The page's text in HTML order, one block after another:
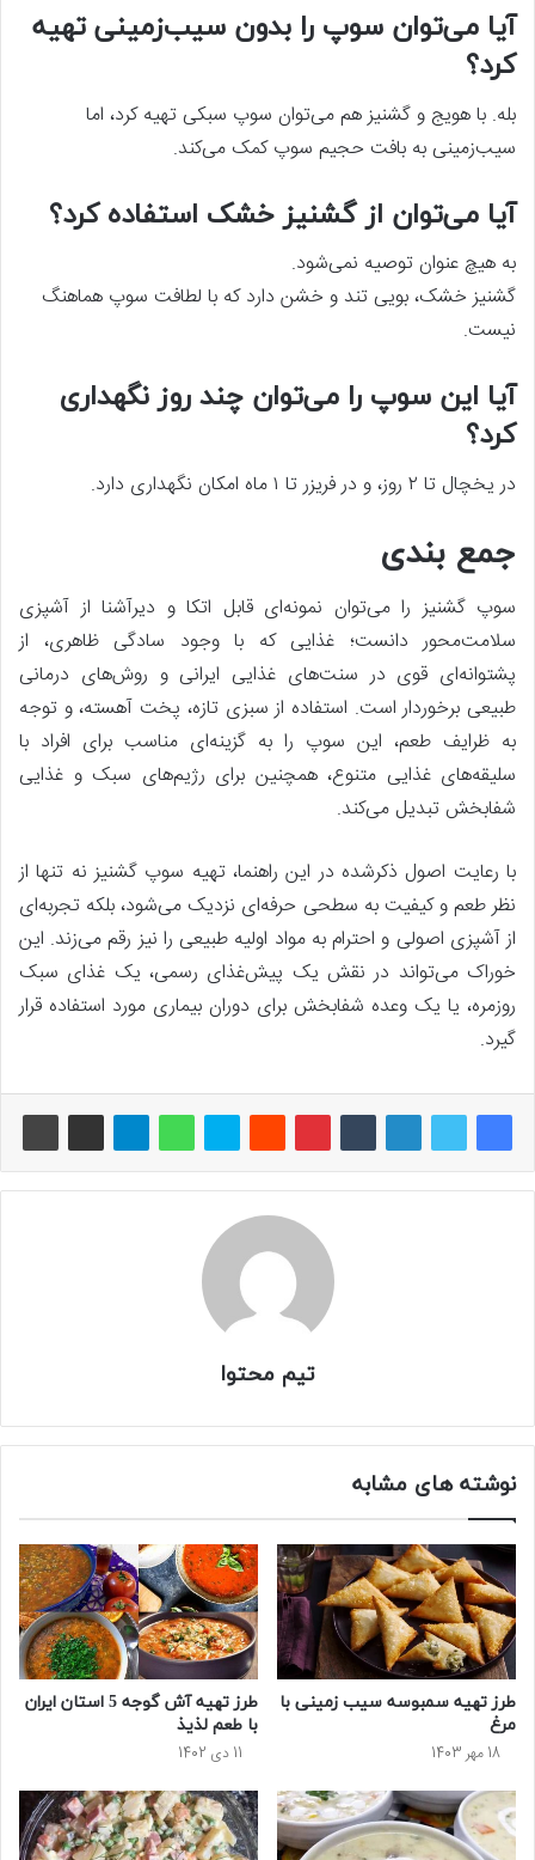
آیا می‌توان سوپ را بدون سیب‌زمینی تهیه
کرد؟
بله. با هویج و گشنیز هم می‌توان سوپ سبکی تهیه کرد، اما
سیب‌زمینی به بافت حجیم سوپ کمک می‌کند.
آیا می‌توان از گشنیز خشک استفاده کرد؟
به هیچ عنوان توصیه نمی‌شود.
گشنیز خشک، بویی تند و خشن دارد که با لطافت سوپ هماهنگ
نیست.
آیا این سوپ را می‌توان چند روز نگهداری
کرد؟
در یخچال تا ۲ روز، و در فریزر تا ۱ ماه امکان نگهداری دارد.
جمع بندی
سوپ گشنیز را می‌توان نمونه‌ای قابل اتکا و دیرآشنا از آشپزی
سلامت‌محور دانست؛ غذایی که با وجود سادگی ظاهری، از
پشتوانه‌ای قوی در سنت‌های غذایی ایرانی و روش‌های درمانی
طبیعی برخوردار است. استفاده از سبزی تازه، پخت آهسته، و توجه
به ظرایف طعم، این سوپ را به گزینه‌ای مناسب برای افراد با
سلیقه‌های غذایی متنوع، همچنین برای رژیم‌های سبک و غذایی
شفابخش تبدیل می‌کند.
با رعایت اصول ذکرشده در این راهنما، تهیه سوپ گشنیز نه تنها از
نظر طعم و کیفیت به سطحی حرفه‌ای نزدیک می‌شود، بلکه تجربه‌ای
از آشپزی اصولی و احترام به مواد اولیه طبیعی را نیز رقم می‌زند. این
خوراک می‌تواند در نقش یک پیش‌غذای رسمی، یک غذای سبک
روزمره، یا یک وعده شفابخش برای دوران بیماری مورد استفاده قرار
گیرد.
تیم محتوا
نوشته های مشابه
طرز تهیه سمبوسه سیب زمینی با
مرغ
18 مهر 1403
طرز تهیه آش گوجه 5 استان ایران
با طعم لذیذ
11 دی 1402